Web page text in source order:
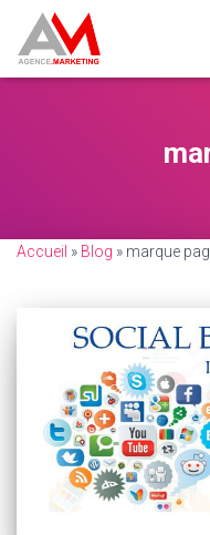
Accueil » Blog » marque